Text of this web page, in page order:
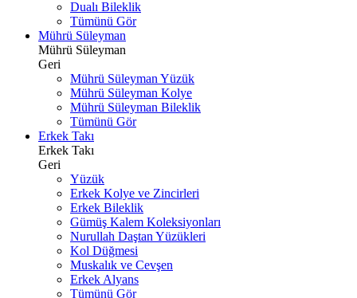
Dualı Bileklik
Tümünü Gör
Mührü Süleyman
Mührü Süleyman
Geri
Mührü Süleyman Yüzük
Mührü Süleyman Kolye
Mührü Süleyman Bileklik
Tümünü Gör
Erkek Takı
Erkek Takı
Geri
Yüzük
Erkek Kolye ve Zincirleri
Erkek Bileklik
Gümüş Kalem Koleksiyonları
Nurullah Daştan Yüzükleri
Kol Düğmesi
Muskalık ve Cevşen
Erkek Alyans
Tümünü Gör